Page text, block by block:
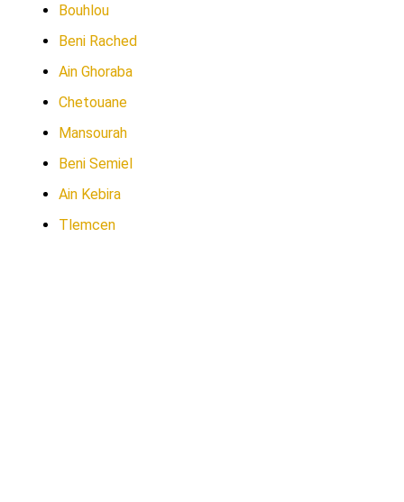
Bouhlou
Beni Rached
Ain Ghoraba
Chetouane
Mansourah
Beni Semiel
Ain Kebira
Tlemcen